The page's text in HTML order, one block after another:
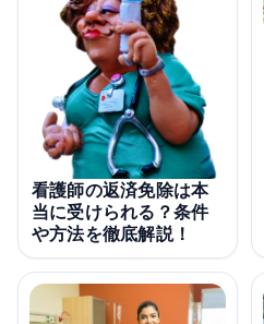
看護師の返済免除は本
当に受けられる？条件
や方法を徹底解説！